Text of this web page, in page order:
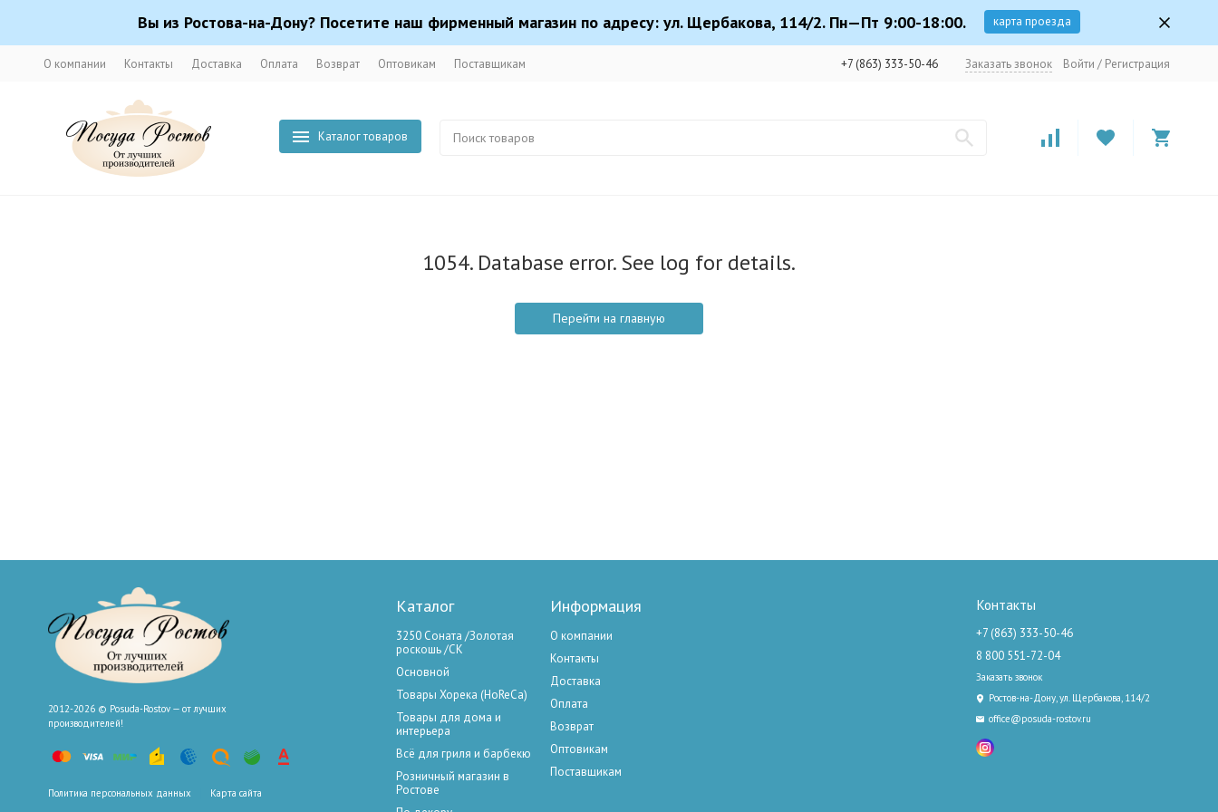
Вы из Ростова-на-Дону? Посетите наш фирменный магазин по адресу: ул. Щербакова, 114/2. Пн—Пт 9:00-18:00. карта проезда
О компании Контакты Доставка Оплата Возврат Оптовикам Поставщикам +7 (863) 333-50-46 Заказать звонок Войти / Регистрация
Каталог товаров
1054. Database error. See log for details.
Перейти на главную
2012-2026 © Posuda-Rostov — от лучших
производителей!
Политика персональных данных Карта сайта
Каталог
3250 Соната /Золотая
роскошь /СК
Основной
Товары Хорека (HoReCa)
Товары для дома и
интерьера
Всё для гриля и барбекю
Розничный магазин в
Ростове
Информация
О компании
Контакты
Доставка
Оплата
Возврат
Оптовикам
Поставщикам
Контакты
+7 (863) 333-50-46
8 800 551-72-04
Заказать звонок
Ростов-на-Дону, ул. Щербакова, 114/2
office@posuda-rostov.ru